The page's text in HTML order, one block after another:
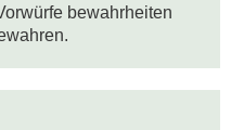
bewahrheiten